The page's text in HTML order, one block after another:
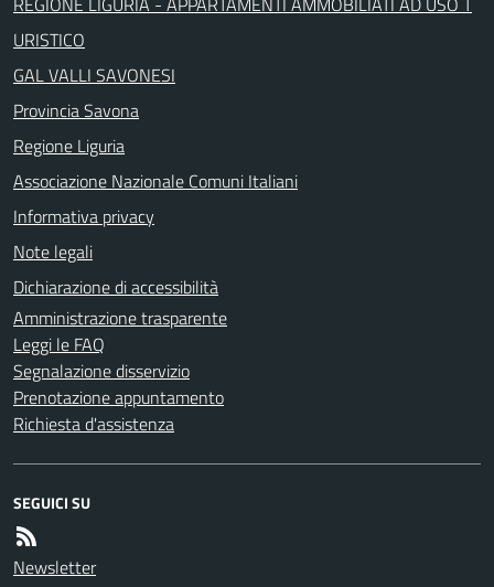
URISTICO
GAL VALLI SAVONESI
Provincia Savona
Regione Liguria
Associazione Nazionale Comuni Italiani
Informativa privacy
Note legali
Dichiarazione di accessibilità
Amministrazione trasparente
Leggi le FAQ
Segnalazione disservizio
Prenotazione appuntamento
Richiesta d'assistenza
SEGUICI SU
Newsletter